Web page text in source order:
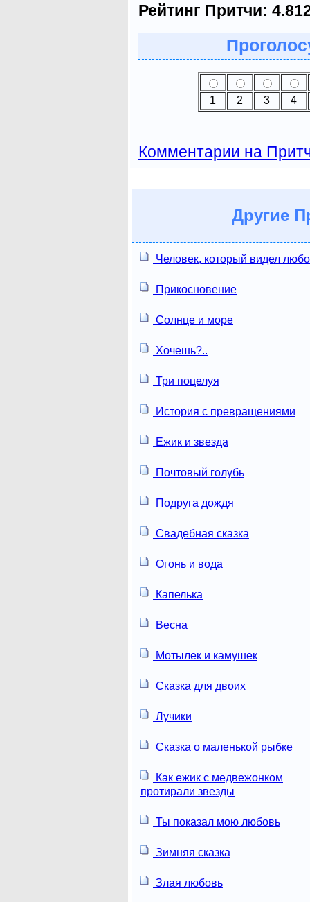
Рейтинг Притчи:
1 2 3 4
Комментарии на
Другие
Человек, который видел
Прикосновение
Солнце и море
Хочешь?..
Три поцелуя
История с превращениями
Ежик и звезда
Почтовый голубь
Подруга дождя
Свадебная сказка
Огонь и вода
Капелька
Весна
Мотылек и камушек
Сказка для двоих
Лучики
Сказка о маленькой рыбке
Как ежик с медвежонком
протирали звезды
Ты показал мою любовь
Зимняя сказка
Злая любовь